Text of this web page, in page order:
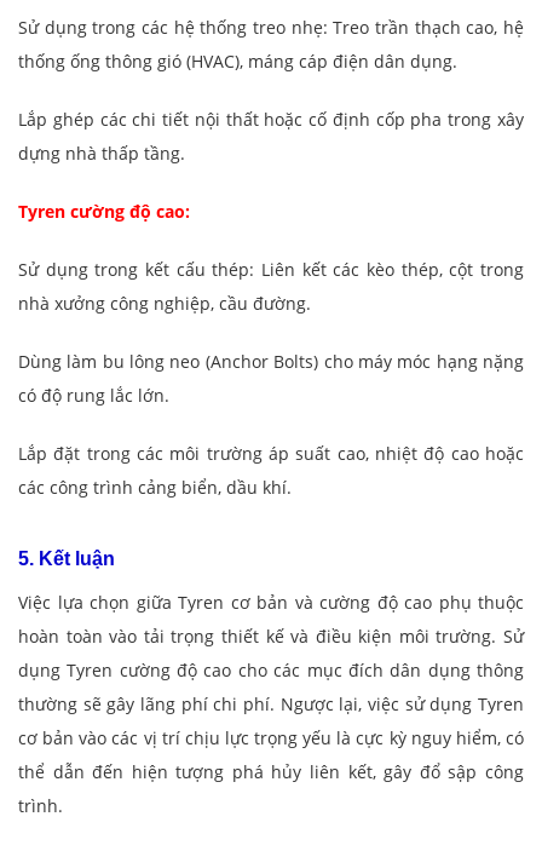
Sử dụng trong các hệ thống treo nhẹ: Treo trần thạch cao, hệ
thống ống thông gió (HVAC), máng cáp điện dân dụng.
Lắp ghép các chi tiết nội thất hoặc cố định cốp pha trong xây
dựng nhà thấp tầng.
Tyren cường độ cao:
Sử dụng trong kết cấu thép: Liên kết các kèo thép, cột trong
nhà xưởng công nghiệp, cầu đường.
Dùng làm bu lông neo (Anchor Bolts) cho máy móc hạng nặng
có độ rung lắc lớn.
Lắp đặt trong các môi trường áp suất cao, nhiệt độ cao hoặc
các công trình cảng biển, dầu khí.
5. Kết luận
Việc lựa chọn giữa Tyren cơ bản và cường độ cao phụ thuộc
hoàn toàn vào tải trọng thiết kế và điều kiện môi trường. Sử
dụng Tyren cường độ cao cho các mục đích dân dụng thông
thường sẽ gây lãng phí chi phí. Ngược lại, việc sử dụng Tyren
cơ bản vào các vị trí chịu lực trọng yếu là cực kỳ nguy hiểm, có
thể dẫn đến hiện tượng phá hủy liên kết, gây đổ sập công
trình.